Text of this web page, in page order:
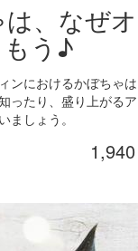
は、なぜ
う♪
ンにおけるかぼちゃ
ったり、盛り上がる
ましょう。
1,940